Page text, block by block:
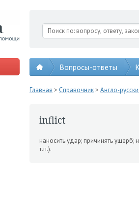
Вопросы-ответы
Главная > Справочник> Англо-
inflict
наносить удар; причинять ущерб;
т.п.).